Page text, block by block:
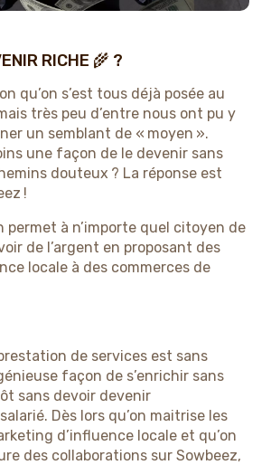
RICHE 🌾 ?
qu’on s’est tous déjà posée au
très peu d’entre nous ont pu y
un semblant de « moyen ».
une façon de le devenir sans
douteux ? La réponse est
!
permet à n’importe quel citoyen de
de l’argent en proposant des
locale à des commerces de
de services est sans
façon de s’enrichir sans
sans devoir devenir
Dès lors qu’on maitrise les
d’influence locale et qu’on
des collaborations sur Sowbeez,